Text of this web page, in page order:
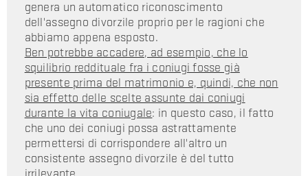
genera un automatico riconoscimento
dell'assegno divorzile proprio per le ragioni che
abbiamo appena esposto.
Ben potrebbe accadere, ad esempio, che lo
squilibrio reddituale fra i coniugi fosse già
presente prima del matrimonio e, quindi, che non
sia effetto delle scelte assunte dai coniugi
durante la vita coniugale: in questo caso, il fatto
che uno dei coniugi possa astrattamente
permettersi di corrispondere all'altro un
consistente assegno divorzile è del tutto